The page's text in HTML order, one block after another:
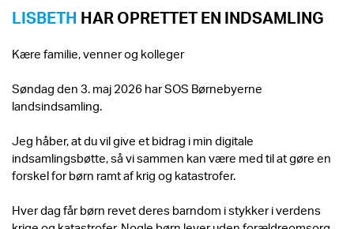
LISBETH HAR OPRETTET EN INDSAMLING
Kære familie, venner og kolleger
Søndag den 3. maj 2026 har SOS Børnebyerne
landsindsamling.
Jeg håber, at du vil give et bidrag i min digitale
indsamlingsbøtte, så vi sammen kan være med til at gøre en
forskel for børn ramt af krig og katastrofer.
Hver dag får børn revet deres barndom i stykker i verdens